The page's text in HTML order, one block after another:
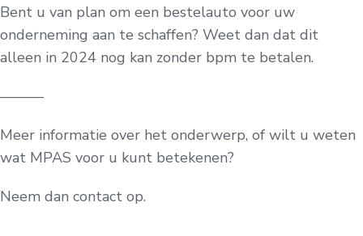
Bent u van plan om een bestelauto voor uw
onderneming aan te schaffen? Weet dan dat dit
alleen in 2024 nog kan zonder bpm te betalen.
———
Meer informatie over het onderwerp, of wilt u weten
wat MPAS voor u kunt betekenen?
Neem dan contact op.